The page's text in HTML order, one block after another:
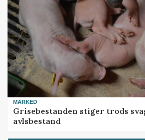
MARKED
Grisebestanden stiger trods
avlsbestand